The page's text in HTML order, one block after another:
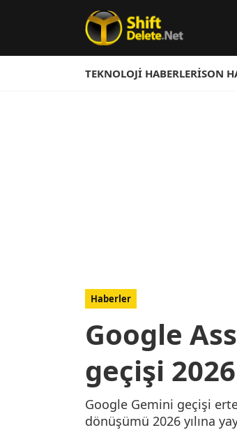
TEKNOLOJI HABERLERISON
Haberler
Google
geçişi
Google Gemini geçişi
dönüşümü 2026 yılına